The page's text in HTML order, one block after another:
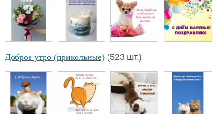
Доброе утро (прикольные) (523 шт.)